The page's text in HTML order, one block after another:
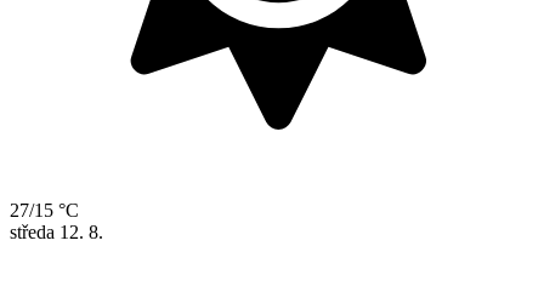
27/15 °C
středa 12. 8.